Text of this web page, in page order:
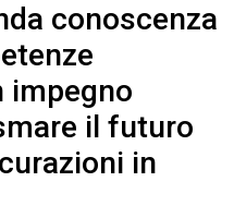
conoscenza
impegno
il futuro
in